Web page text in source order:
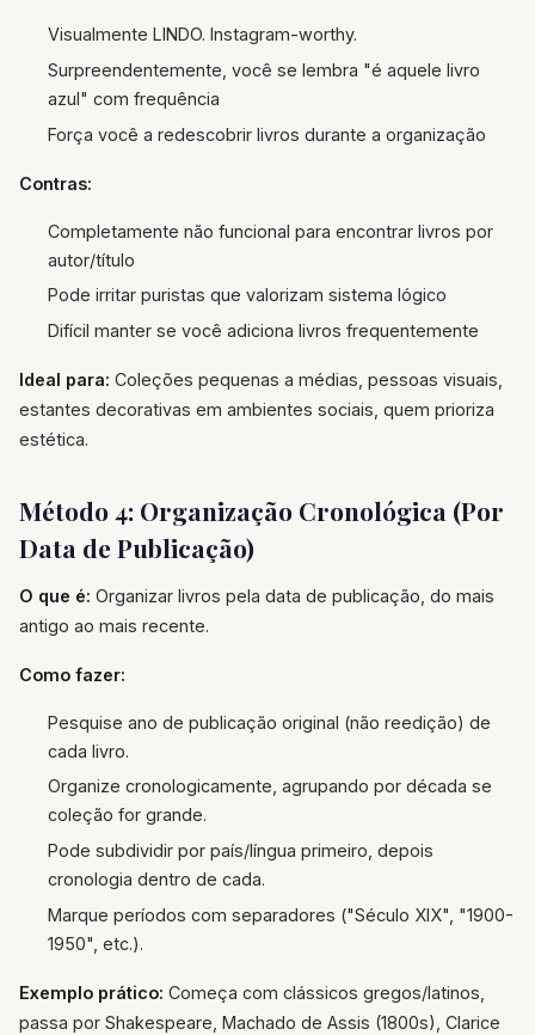
Visualmente LINDO. Instagram-worthy.
Surpreendentemente, você se lembra "é aquele livro
azul" com frequência
Força você a redescobrir livros durante a organização
Contras:
Completamente não funcional para encontrar livros por
autor/título
Pode irritar puristas que valorizam sistema lógico
Difícil manter se você adiciona livros frequentemente
Ideal para: Coleções pequenas a médias, pessoas visuais,
estantes decorativas em ambientes sociais, quem prioriza
estética.
Método 4: Organização Cronológica (Por
Data de Publicação)
O que é: Organizar livros pela data de publicação, do mais
antigo ao mais recente.
Como fazer:
Pesquise ano de publicação original (não reedição) de
cada livro.
Organize cronologicamente, agrupando por década se
coleção for grande.
Pode subdividir por país/língua primeiro, depois
cronologia dentro de cada.
Marque períodos com separadores ("Século XIX", "1900-
1950", etc.).
Exemplo prático: Começa com clássicos gregos/latinos,
passa por Shakespeare, Machado de Assis (1800s), Clarice